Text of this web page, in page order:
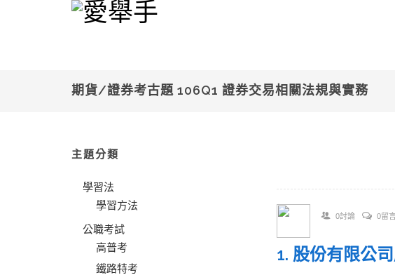
期貨/證券考古題 106Q1 證券交易相關法規與實務
主題分類
學習法
學習方法
公職考試
高普考
鐵路特考
0討論 0留
1. 股份有限公